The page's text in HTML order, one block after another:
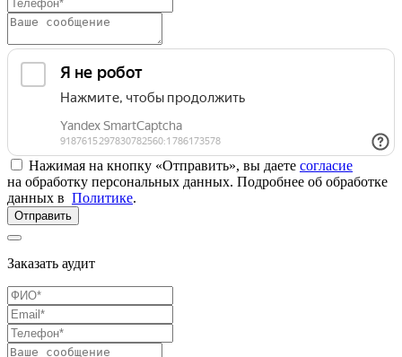
Нажимая на кнопку «Отправить», вы даете согласие
на обработку персональных данных. Подробнее об обработке
данных в Политике.
Отправить
Заказать аудит